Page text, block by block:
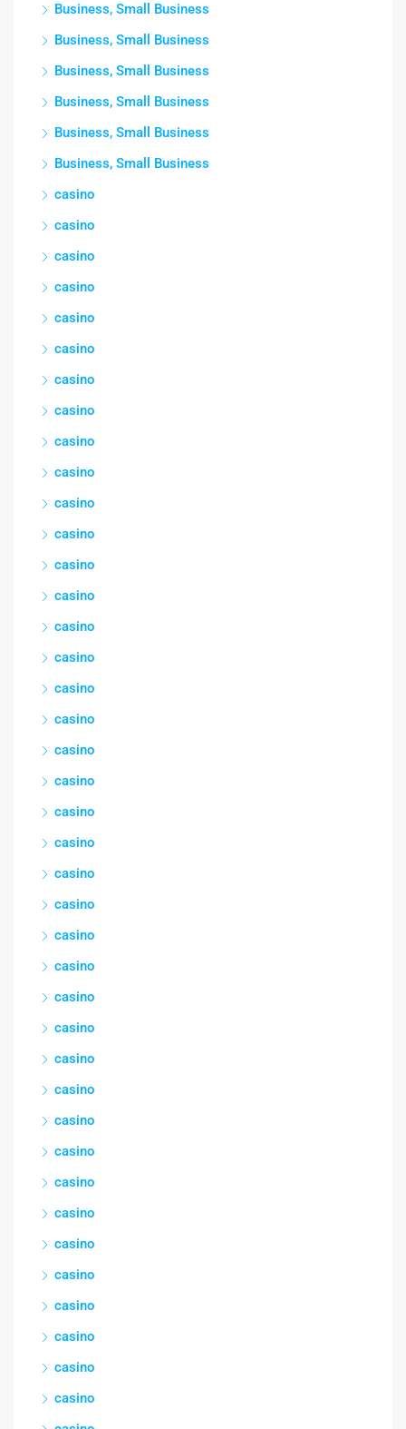
Business, Small Business
Business, Small Business
Business, Small Business
Business, Small Business
Business, Small Business
Business, Small Business
casino
casino
casino
casino
casino
casino
casino
casino
casino
casino
casino
casino
casino
casino
casino
casino
casino
casino
casino
casino
casino
casino
casino
casino
casino
casino
casino
casino
casino
casino
casino
casino
casino
casino
casino
casino
casino
casino
casino
casino